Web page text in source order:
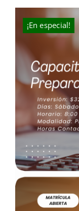
¡En especial!